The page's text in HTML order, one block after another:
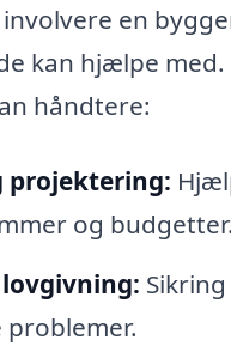
en
kan hjælpe
håndtere:
projektering:
og budgetter.